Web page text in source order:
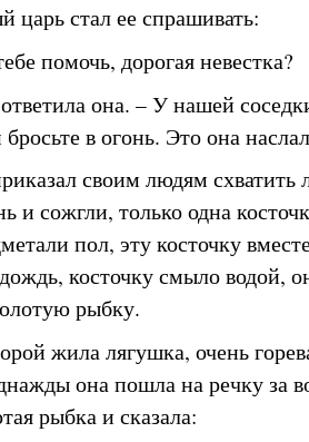
царь стал ее спрашивать:
помочь, дорогая невестка?
она. – У нашей
в огонь. Это она
своим людям схватить
и сожгли, только одна
пол, эту косточку
косточку смыло водой,
рыбку.
жила лягушка, очень
она пошла на речку за
рыбка и сказала: